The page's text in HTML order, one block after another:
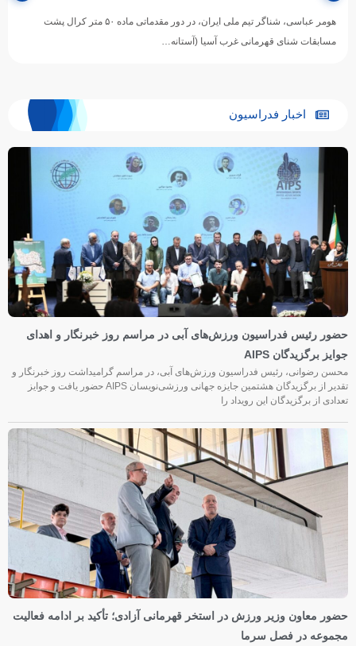
در نخستین روز از رقابت‌های شنای قهرمانی غرب آسیا ۲۰۲۶ در شهر آستانه
قزاقستان، هومر عباسی ملی‌پوش شایسته کشورمان با…
اخبار فدراسیون
حضور رئیس فدراسیون ورزش‌های آبی در مراسم روز خبرنگار و اهدای
جوایز برگزیدگان AIPS
محسن رضوانی، رئیس فدراسیون ورزش‌های آبی، در مراسم گرامیداشت روز خبرنگار و
تقدیر از برگزیدگان هشتمین جایزه جهانی ورزشی‌نویسان AIPS حضور یافت و جوایز
تعدادی از برگزیدگان این رویداد را
حضور معاون وزیر ورزش در استخر قهرمانی آزادی؛ تأکید بر ادامه فعالیت
مجموعه در فصل سرما